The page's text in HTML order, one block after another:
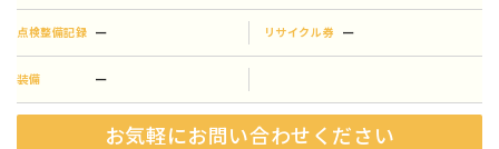
点検整備記録 ー リサイクル券 ー
装備 ー
お気軽にお問い合わせください